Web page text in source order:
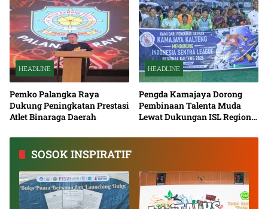
HEADLINE
Pemko Palangka Raya
Dukung Peningkatan Prestasi
Atlet Binaraga Daerah
HEADLINE
Pengda Kamajaya Dorong
Pembinaan Talenta Muda
Lewat Dukungan ISL Regional
SOSOK INSPIRATIF